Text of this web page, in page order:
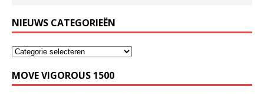
NIEUWS CATEGORIEËN
MOVE VIGOROUS 1500